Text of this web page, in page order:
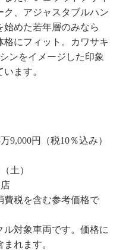
ク、アジャスタブルハン
始めた若年層のみなら
にフィット。カワサキ
ンをイメージした印象
ます。
万9,000円（税10％込み）
土）
税を含む参考価格で
対象車両です。価格に
れます。